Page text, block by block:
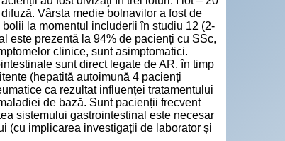
Vârsta medie bolnavilor a fost de
la momentul includerii în studiu 12 (2-
este prezentă la 94% de pacienți cu SSc,
clinice, sunt asimptomatici.
sunt direct legate de AR, în timp
(hepatită autoimună 4 pacienți
ca rezultat influenței tratamentului
de bază. Sunt pacienții frecvent
sistemului gastrointestinal este necesar
(cu implicarea investigații de laborator și